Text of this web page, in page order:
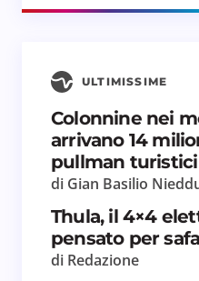
ULTIMISSIME
Colonnine nei
arrivano 14
pullman turistici
di Gian Basilio
Thula, il 4×4
pensato per
di Redazione